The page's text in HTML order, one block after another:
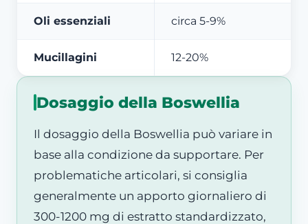
Oli essenziali circa 5-9%
Mucillagini 12-20%
Dosaggio della Boswellia
Il dosaggio della Boswellia può variare in
base alla condizione da supportare. Per
problematiche articolari, si consiglia
generalmente un apporto giornaliero di
300-1200 mg di estratto standardizzato,